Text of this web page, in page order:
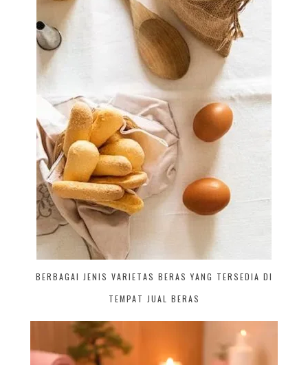
BERBAGAI JENIS VARIETAS BERAS YANG TERSEDIA DI
TEMPAT JUAL BERAS